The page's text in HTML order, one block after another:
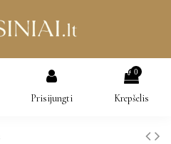
Prisijungti
0
Krepšelis